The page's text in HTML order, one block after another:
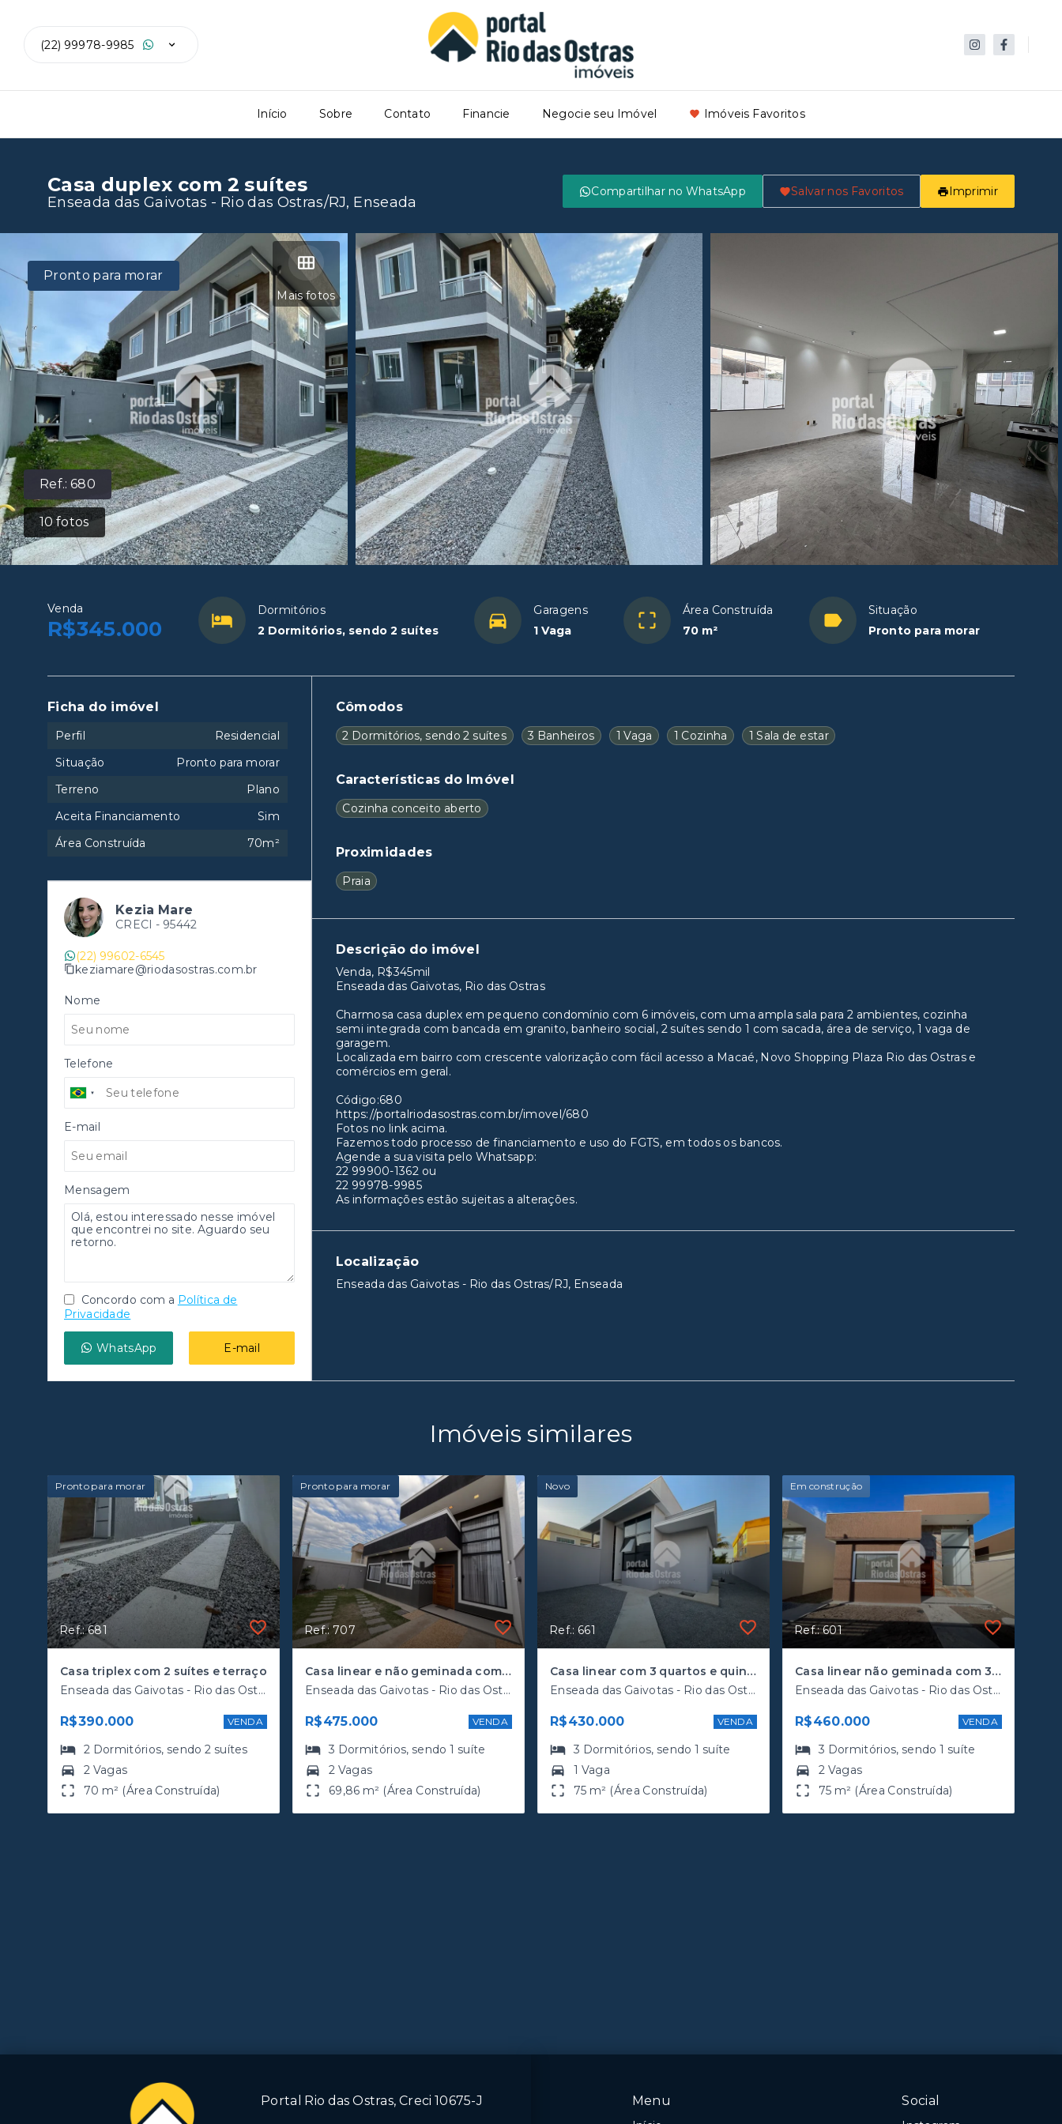
(22) 99978-9985
Início Sobre Contato Financie Negocie seu Imóvel Imóveis Favoritos
Casa duplex com 2 suítes
Enseada das Gaivotas - Rio das Ostras/RJ, Enseada
Compartilhar no WhatsApp Salvar nos Favoritos Imprimir
Ref.:680
10fotos
Mais fotos
Pronto para morar
Venda
R$345.000
Dormitórios
2 Dormitórios, sendo 2 suítes
Garagens
1 Vaga
Área Construída
70 m²
Situação
Pronto para morar
Cômodos
2 Dormitórios, sendo 2 suítes 3 Banheiros 1 Vaga 1 Cozinha 1 Sala de estar
Características do Imóvel
Cozinha conceito aberto
Proximidades
Praia
Descrição do imóvel
Venda, R$345mil
Enseada das Gaivotas, Rio das Ostras
Charmosa casa duplex em pequeno condomínio com 6 imóveis, com uma ampla sala para 2 ambientes, cozinha
semi integrada com bancada em granito, banheiro social, 2 suítes sendo 1 com sacada, área de serviço, 1 vaga de
garagem.
Localizada em bairro com crescente valorização com fácil acesso a Macaé, Novo Shopping Plaza Rio das Ostras e
comércios em geral.
Código:680
https://portalriodasostras.com.br/imovel/680
Fotos no link acima.
Fazemos todo processo de financiamento e uso do FGTS, em todos os bancos.
Agende a sua visita pelo Whatsapp:
22 99900-1362 ou
22 99978-9985
As informações estão sujeitas a alterações.
Localização
Enseada das Gaivotas - Rio das Ostras/RJ, Enseada
Ficha do imóvel
Perfil
Residencial
Situação
Pronto para morar
Terreno
Plano
Aceita Financiamento
Sim
Área Construída
70m²
Kezia Mare
CRECI - 95442
(22) 99602-6545
keziamare@riodasostras.com.br
Nome
Telefone
E-mail
Mensagem
Concordo com a Política de
Privacidade
WhatsApp E-mail
Imóveis similares
Pronto para morar
Ref.: 681
Casa triplex com 2 suítes e terraço
Enseada das Gaivotas - Rio das Ostras/RJ, Enseada
R$390.000 VENDA
2 Dormitórios, sendo2 suítes
2 Vagas
70 m² (Área Construída)
Pronto para morar
Ref.: 707
Casa linear e não geminada com 3 quartos e excelente área externa
Enseada das Gaivotas - Rio das Ostras/RJ, Enseada
R$475.000 VENDA
3 Dormitórios, sendo1 suíte
2 Vagas
69,86 m² (Área Construída)
Novo
Ref.: 661
Casa linear com 3 quartos e quintal bem grande
Enseada das Gaivotas - Rio das Ostras/RJ, Enseada
R$430.000 VENDA
3 Dormitórios, sendo1 suíte
1 Vaga
75 m² (Área Construída)
Em construção
Ref.: 601
Casa linear não geminada com 3 quartos na quadra da rodovia
Enseada das Gaivotas - Rio das Ostras/RJ, Enseada
R$460.000 VENDA
3 Dormitórios, sendo1 suíte
2 Vagas
75 m² (Área Construída)
Menu Social
Portal Rio das Ostras, Creci 10675-J